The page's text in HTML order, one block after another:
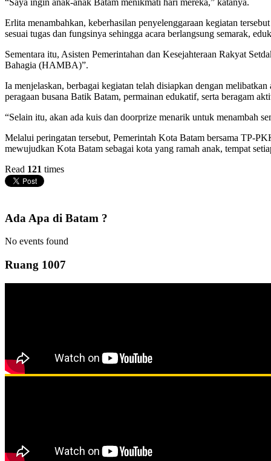
Erlita menambahkan, keberhasilan penyelenggaraan kegiatan
sesuai tugas dan fungsinya sehingga acara berlangsung semarak,
Sementara itu, Asisten Pemerintahan dan Kesejahteraan Rakyat
Bahagia (HAMBA)”.
Ia menjelaskan, berbagai kegiatan telah disiapkan dengan
peragaan busana Batik Batam, permainan edukatif, serta beragam
“Selain itu, akan ada kuis dan doorprize menarik untuk menambah
Melalui peringatan tersebut, Pemerintah Kota Batam bersama TP-
mewujudkan Kota Batam sebagai kota yang ramah anak, tempat
Read 121 times
Ada Apa di Batam ?
No events found
Ruang 1007